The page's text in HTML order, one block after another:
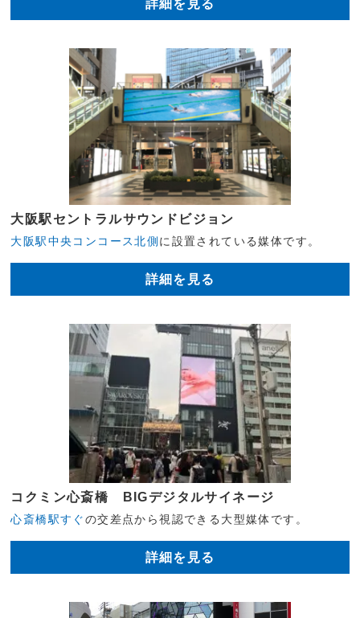
詳細を見る
大阪駅セントラルサウンドビジョン
大阪駅中央コンコース北側に設置されている媒体です。
詳細を見る
コクミン心斎橋 BIGデジタルサイネージ
心斎橋駅すぐの交差点から視認できる大型媒体です。
詳細を見る